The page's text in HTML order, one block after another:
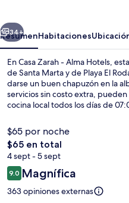
Hotels
Siguiente
34+
ResumenHabitaciones
En Casa Zarah - Alma Hotels,
de Santa Marta y de Playa El
darse un buen chapuzón en la
servicios sin costo extra,
cocina local todos los días de
$65 por noche
El
precio
total
es
de
$65
$65 en total
4 sept - 5 sept
Opiniones
9.09.0 de 10,
Magnífica
363 opiniones externas